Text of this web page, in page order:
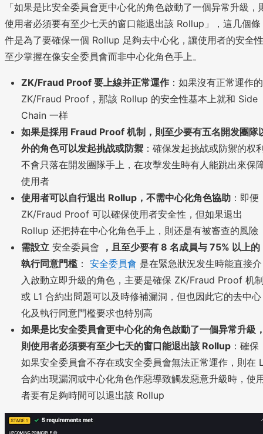
「如果是比安全委員會更中心化的角色啟動了一個异常升級，
使用者必須要有至少七天的窗口能退出該 Rollup」，這几個條
件是為了要確保一個 Rollup 足夠去中心化，讓使用者的安全性
至少掌握在像安全委員會而非中心化角色手上。
ZK/Fraud Proof 要上線并正常運作 ：如果沒有正常運作的
ZK/Fraud Proof，那該 Rollup 的安全性基本上就和 Side
Chain 一样
如果是採用 Fraud Proof 机制，則至少要有五名開发團隊
外的角色可以发起挑战或防禦 ：確保发起挑战或防禦的权
不會只落在開发團隊手上，在攻擊发生時有人能跳出來保
使用者
使用者可以自行退出 Rollup，不需中心化角色協助 ：即便
ZK/Fraud Proof 可以確保使用者安全性，但如果退出
Rollup 还把持在中心化角色手上，則还是有被審查的風險
需設立 安全委員會
，且至少要有 8 名成員与 75% 以上的
執行同意門檻 ： 安全委員會 是在緊急狀況发生時能直接介
入啟動立即升級的角色，主要是確保 ZK/Fraud Proof 机
或 L1 合約出問題可以及時修補漏洞，但也因此它的去中心
化及執行同意門檻要求也特別高
如果是比安全委員會更中心化的角色啟動了一個异常升級
則使用者必須要有至少七天的窗口能退出該 Rollup ：確保
如果安全委員會不存在或安全委員會無法正常運作，則在
合約出現漏洞或中心化角色作惡導致觸发惡意升級時，使
者要有足夠時間可以退出該 Rollup